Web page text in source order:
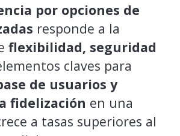
por opciones de
responde a la
flexibilidad, seguridad
claves para
de usuarios y
fidelización en una
a tasas superiores al